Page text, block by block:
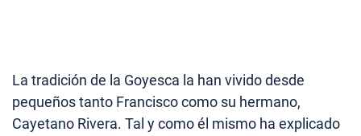
La tradición de la Goyesca la han vivido desde
pequeños tanto Francisco como su hermano,
Cayetano Rivera. Tal y como él mismo ha explicado